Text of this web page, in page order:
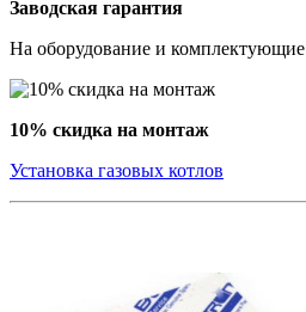
Заводская гарантия
На оборудование и комплектующие
10% скидка на монтаж
Установка газовых котлов